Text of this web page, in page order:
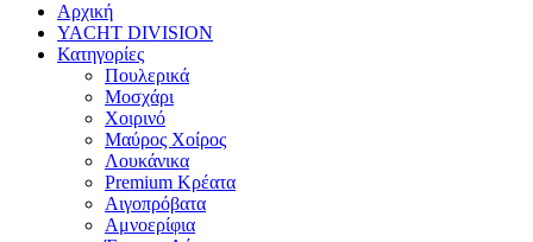
Αρχική
YACHT DIVISION
Κατηγορίες
Πουλερικά
Μοσχάρι
Χοιρινό
Μαύρος Χοίρος
Λουκάνικα
Premium Κρέατα
Αιγοπρόβατα
Αμνοερίφια